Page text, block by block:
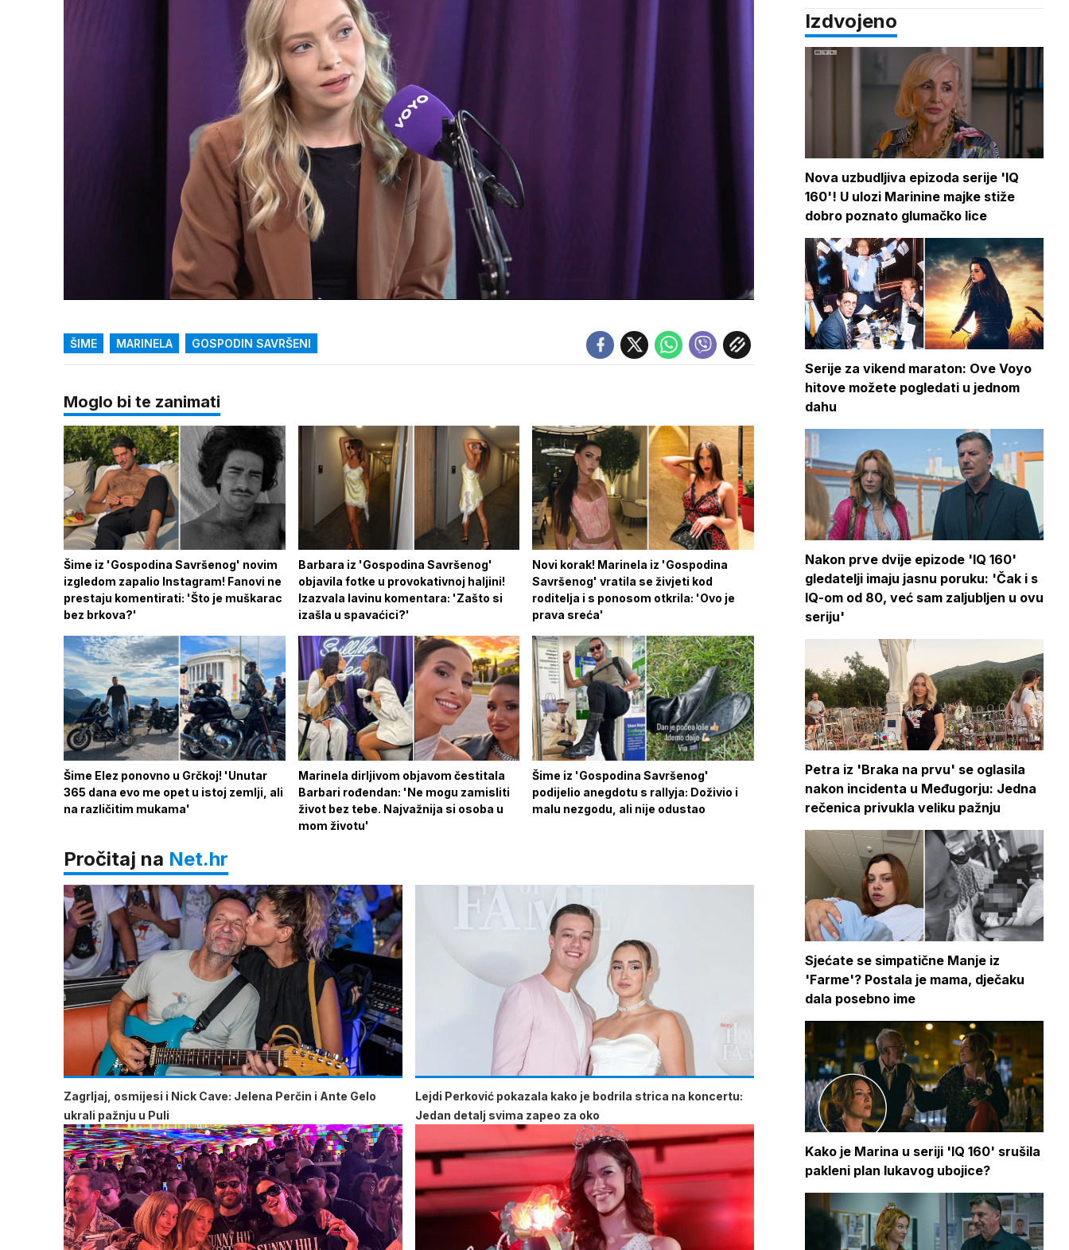
zvuk
ŠIME MARINELA GOSPODIN SAVRŠENI
Moglo bi te zanimati
Šime iz 'Gospodina Savršenog' novim
izgledom zapalio Instagram! Fanovi ne
prestaju komentirati: 'Što je muškarac
bez brkova?'
Barbara iz 'Gospodina Savršenog'
objavila fotke u provokativnoj haljini!
Izazvala lavinu komentara: 'Zašto si
izašla u spavaćici?'
Novi korak! Marinela iz 'Gospodina
Savršenog' vratila se živjeti kod
roditelja i s ponosom otkrila: 'Ovo je
prava sreća'
Šime Elez ponovno u Grčkoj! 'Unutar
365 dana evo me opet u istoj zemlji, ali
na različitim mukama'
Marinela dirljivom objavom čestitala
Barbari rođendan: 'Ne mogu zamisliti
život bez tebe. Najvažnija si osoba u
mom životu'
Šime iz 'Gospodina Savršenog'
podijelio anegdotu s rallyja: Doživio i
malu nezgodu, ali nije odustao
Pročitaj na Net.hr
Zagrljaj, osmijesi i Nick Cave: Jelena Perčin i Ante Gelo
ukrali pažnju u Puli
Lejdi Perković pokazala kako je bodrila strica na koncertu:
Jedan detalj svima zapeo za oko
Izdvojeno
Nova uzbudljiva epizoda serije 'IQ
160'! U ulozi Marinine majke stiže
dobro poznato glumačko lice
Serije za vikend maraton: Ove Voyo
hitove možete pogledati u jednom
dahu
Nakon prve dvije epizode 'IQ 160'
gledatelji imaju jasnu poruku: 'Čak i s
IQ-om od 80, već sam zaljubljen u ovu
seriju'
Petra iz 'Braka na prvu' se oglasila
nakon incidenta u Međugorju: Jedna
rečenica privukla veliku pažnju
Sjećate se simpatične Manje iz
'Farme'? Postala je mama, dječaku
dala posebno ime
Kako je Marina u seriji 'IQ 160' srušila
pakleni plan lukavog ubojice?